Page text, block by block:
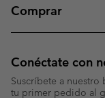
Comprar
Conéctate con
Suscríbete a
tu primer pedido al